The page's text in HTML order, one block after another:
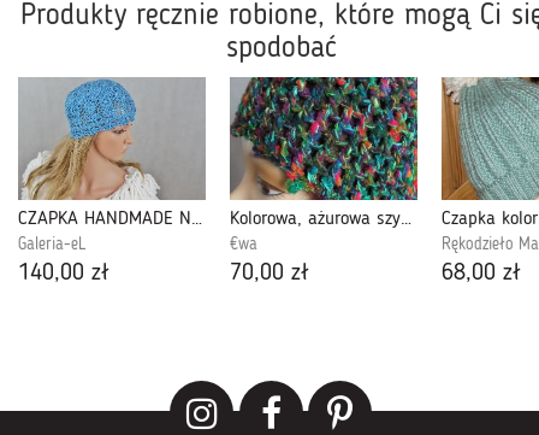
Produkty ręcznie robione, które mogą Ci
spodobać
CZAPKA HANDMADE NIEBIESKA eL
Galeria-eL
140,00 zł
Kolorowa, ażurowa szydełkowa czapka
€wa
70,00 zł
Czapka
Rękodzieło
68,00 zł